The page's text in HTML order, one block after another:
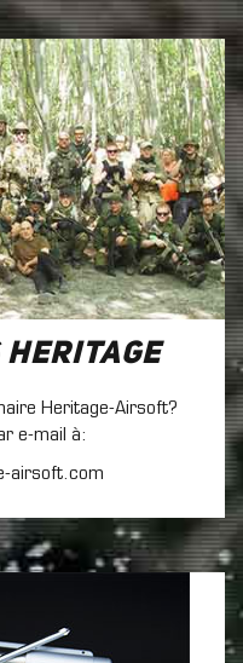
Heritage-Airsoft?
e-mail à:
airsoft.com